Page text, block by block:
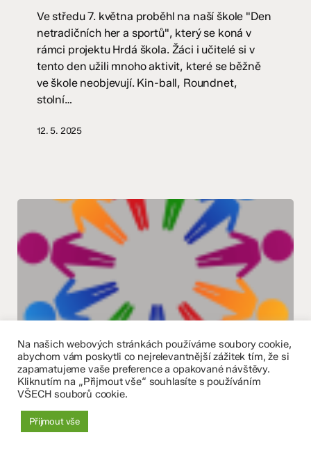
sportů
stupeň
Ve středu 7. května proběhl na naší škole "Den
netradičních her a sportů", který se koná v
rámci projektu Hrdá škola. Žáci i učitelé si v
tento den užili mnoho aktivit, které se běžně
ve škole neobjevují. Kin-ball, Roundnet,
stolní…
12. 5. 2025
Na
skok
do
světa
zdravotnictví
II. stupeň Školní poradenské pracoviště Základní škola
Na skok do světa zdravotnictví –
exkurze na SZŠ E. Pöttinga – 8.
ročník
Na našich webových stránkách používáme soubory cookie,
abychom vám poskytli co nejrelevantnější zážitek tím, že si
zapamatujeme vaše preference a opakované návštěvy.
Kliknutím na „Přijmout vše“ souhlasíte s používáním
VŠECH souborů cookie.
Přijmout vše